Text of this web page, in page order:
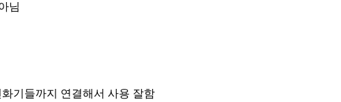
님
기들까지 연결해서 사용 잘함